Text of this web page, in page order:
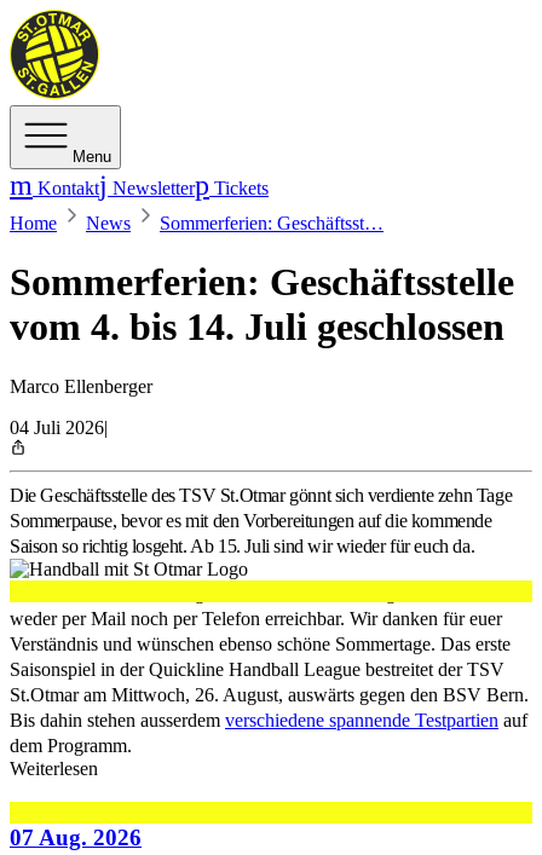
Menu
Kontakt Newsletter
Tickets
Home
News Sommerferien: Geschäftsst…
Sommerferien: Geschäftsstelle
vom 4. bis 14. Juli geschlossen
Marco Ellenberger
04 Juli 2026|
Die Geschäftsstelle des TSV St.Otmar gönnt sich verdiente zehn Tage
Sommerpause, bevor es mit den Vorbereitungen auf die kommende
Saison so richtig losgeht. Ab 15. Juli sind wir wieder für euch da.
weder per Mail noch per Telefon erreichbar. Wir danken für euer
Verständnis und wünschen ebenso schöne Sommertage. Das erste
Saisonspiel in der Quickline Handball League bestreitet der TSV
St.Otmar am Mittwoch, 26. August, auswärts gegen den BSV Bern.
Bis dahin stehen ausserdem verschiedene spannende Testpartien auf
dem Programm.
Weiterlesen
07 Aug. 2026